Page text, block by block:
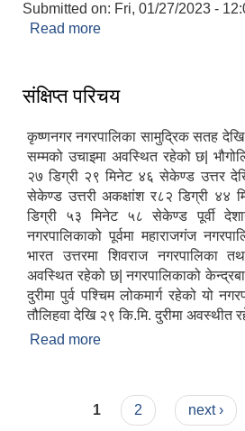
Submitted on: Fri, 01/27/2023 -
Read more
संक्षिप्त परिचय
कृष्णनगर नगरपालिका सामुद्रिक सतह
सम्मको उचाइमा अवस्थित रहेको छ|
२७ डिग्री २९ मिनेट ४६ सेकेण्ड उत्तर
सेकेण्ड उत्तरी अकक्षांश र८२ डिग्री
डिग्री ५३ मिनेट ५८ सेकेण्ड पूर्वी
नगरपालिकाको पूर्वमा महाराजगंज
भारत उत्तरमा शिवराज नगरपालिका
अवस्थित रहेको छ| नगरपालिकाको
दुरीमा पुर्व पश्चिम लोकमार्ग रहेको यो
तौलिहवा देखि २९ कि.मि. दुरीमा अवस्थीत
Read more
Pages
1 2 next ›